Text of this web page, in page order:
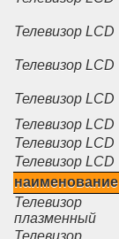
Телевизор LCD
Телевизор LCD
Телевизор LCD
Телевизор LCD
Телевизор LCD
Телевизор LCD
наименование
Телевизор
плазменный
Телевизор